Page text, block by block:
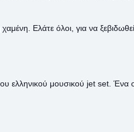
Ελάτε όλοι, για να
ελληνικού μουσικού jet set.